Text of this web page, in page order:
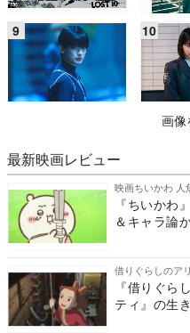
画像
最新映画レビュー
映画ちいかわ 人
『ちいかわ
＆キャラ論
借りぐらしのア
『借りぐら
ティ』の生